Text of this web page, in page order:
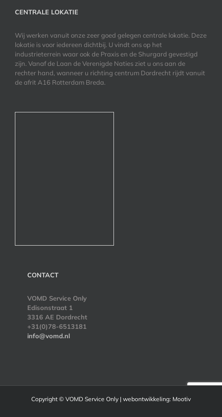
CENTRALE LOKATIE
Wij werken vanuit onze zeer goed gelegen centrale lokatie. Deze
lokatie is voor iedereen dichtbij. U vindt ons op het
industrieterrein waar ook de Praxis en de Shurgard gevestigd
zijn. Vanaf de Laan de Verenigde Naties ziet u ons aan de
rechter hand, wanneer u richting centrum Dordrecht rijdt vanuit
de afrit A16 Rotterdam Breda.
CONTACT
VOMD Service Only
Edisonstraat 1
3316 AE Dordrecht
+31(0)78-6513181
info@vomd.nl
Copyright © VOMD Service Only | webontwikkeling: Mootiv